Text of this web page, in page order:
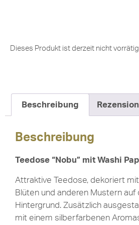
Dieses Produkt ist derzeit nicht
Beschreibung
Beschreibung
Teedose “Nobu” mit Washi
Attraktive Teedose, dekoriert
Blüten und anderen Mustern auf
Hintergrund. Zusätzlich
mit einem silberfarbenen